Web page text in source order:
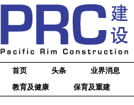
首页
头条 业界消息
教育及健康
保育及重建